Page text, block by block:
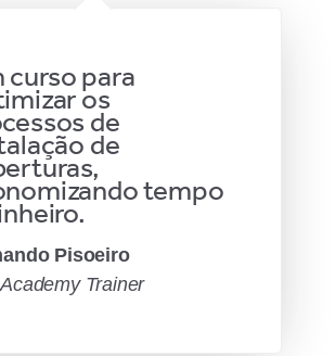
curso para
os
de
de
tempo
Pisoeiro
Trainer